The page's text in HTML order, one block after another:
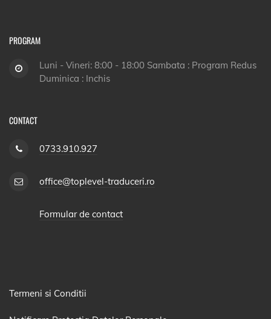
PROGRAM
Luni - Vineri: 8:00 - 18:00 Sambata : Program Redus
Duminica : Inchis
CONTACT
0733.910.927
office@toplevel-traduceri.ro
Formular de contact
Termeni si Conditii